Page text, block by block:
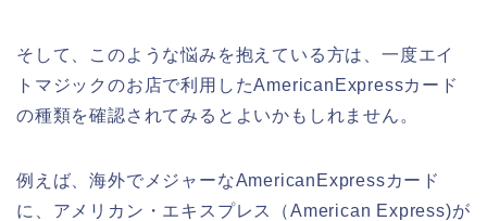
そして、このような悩みを抱えている方は、一度エイ
トマジックのお店で利用したAmericanExpressカード
の種類を確認されてみるとよいかもしれません。
例えば、海外でメジャーなAmericanExpressカード
に、アメリカン・エキスプレス（American Express)が